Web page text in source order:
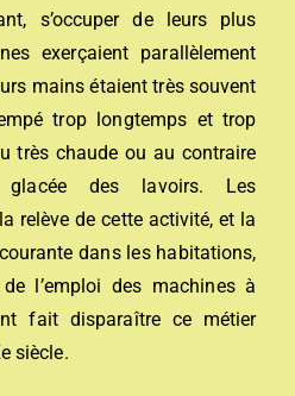
s’occuper de leurs plus
exerçaient parallèlement
mains étaient très souvent
trop longtemps et trop
très chaude ou au contraire
des lavoirs. Les
relève de cette activité, et la
dans les habitations,
l’emploi des machines à
fait disparaître ce métier
e siècle.